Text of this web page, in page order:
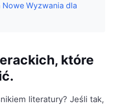
Nowe Wyzwania dla
które
literatury? Jeśli tak,